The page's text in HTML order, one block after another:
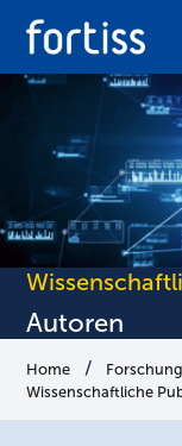
Autoren
Home Forschung
Wissenschaftliche